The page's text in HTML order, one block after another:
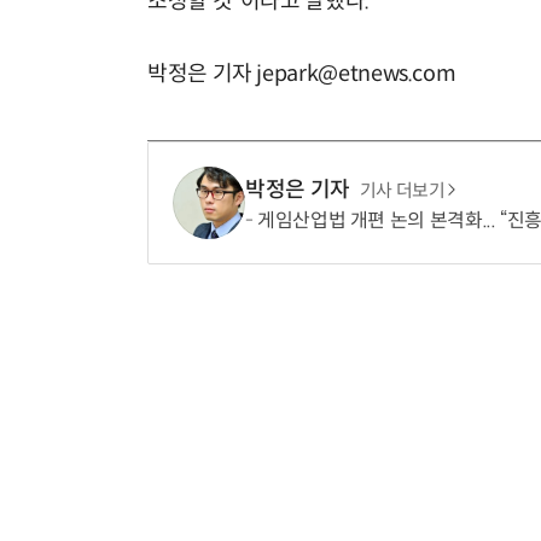
박정은 기자 jepark@etnews.com
박정은 기자 기사 더보기
게임산업법 개편 논의 본격화... “진